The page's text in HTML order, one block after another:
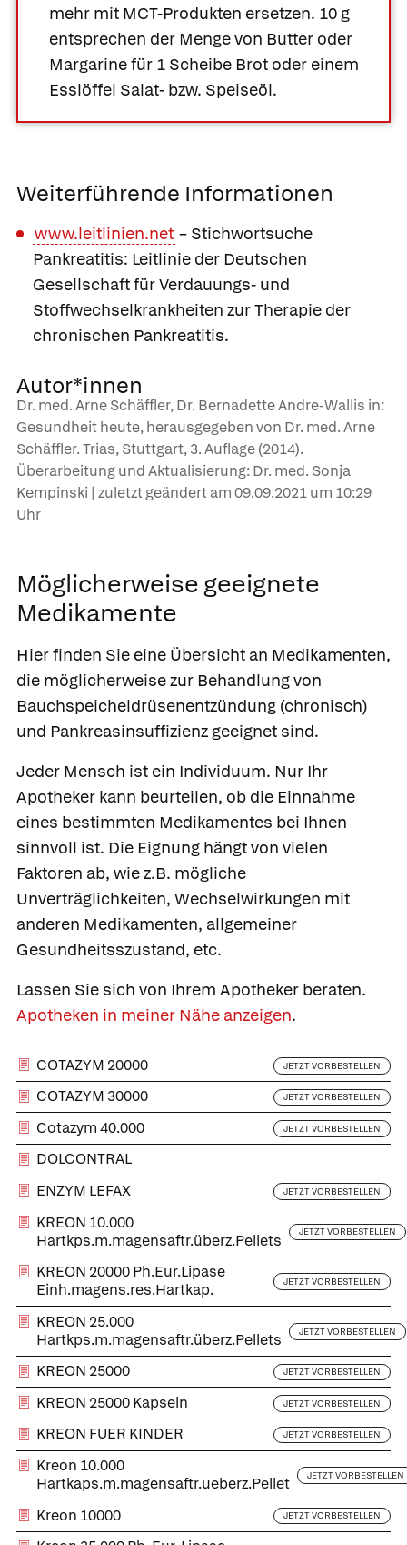
mehr mit MCT-Produkten ersetzen. 10 g
entsprechen der Menge von Butter oder
Margarine für 1 Scheibe Brot oder einem
Esslöffel Salat- bzw. Speiseöl.
Weiterführende Informationen
www.leitlinien.net – Stichwortsuche
Pankreatitis: Leitlinie der Deutschen
Gesellschaft für Verdauungs- und
Stoffwechselkrankheiten zur Therapie der
chronischen Pankreatitis.
Autor*innen
Dr. med. Arne Schäffler, Dr. Bernadette Andre-Wallis in:
Gesundheit heute, herausgegeben von Dr. med. Arne
Schäffler. Trias, Stuttgart, 3. Auflage (2014).
Überarbeitung und Aktualisierung: Dr. med. Sonja
Kempinski | zuletzt geändert am09.09.2021um 10:29
Uhr
Möglicherweise geeignete
Medikamente
Hier finden Sie eine Übersicht an Medikamenten,
die möglicherweise zur Behandlung von
Bauchspeicheldrüsenentzündung (chronisch)
und Pankreasinsuffizienz geeignet sind.
Jeder Mensch ist ein Individuum. Nur Ihr
Apotheker kann beurteilen, ob die Einnahme
eines bestimmten Medikamentes bei Ihnen
sinnvoll ist. Die Eignung hängt von vielen
Faktoren ab, wie z.B. mögliche
Unverträglichkeiten, Wechselwirkungen mit
anderen Medikamenten, allgemeiner
Gesundheitsszustand, etc.
Lassen Sie sich von Ihrem Apotheker beraten.
Apotheken in meiner Nähe anzeigen.
COTAZYM 20000 JETZT VORBESTELLEN
COTAZYM 30000 JETZT VORBESTELLEN
Cotazym 40.000 JETZT VORBESTELLEN
DOLCONTRAL
ENZYM LEFAX
JETZT VORBESTELLEN
KREON 10.000
Hartkps.m.magensaftr.überz.Pellets
JETZT VORBESTELLEN
KREON 20000 Ph.Eur.Lipase
Einh.magens.res.Hartkap.
JETZT VORBESTELLEN
KREON 25.000
Hartkps.m.magensaftr.überz.Pellets
JETZT VORBESTELLEN
KREON 25000 JETZT VORBESTELLEN
KREON 25000 Kapseln JETZT VORBESTELLEN
KREON FUER KINDER JETZT VORBESTELLEN
Kreon 10.000
Hartkaps.m.magensaftr.ueberz.Pellet
JETZT VORBESTELLEN
Kreon 10000 JETZT VORBESTELLEN